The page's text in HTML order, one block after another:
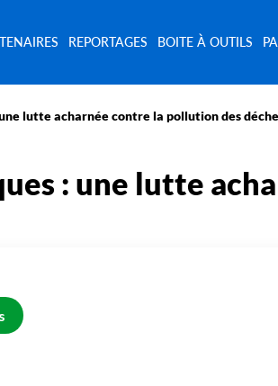
REPORTAGES BOITE À OUTILS
lutte acharnée contre la pollution des
: une lutte